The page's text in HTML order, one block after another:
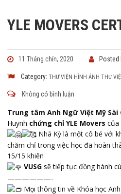
YLE MOVERS
11 Tháng chín, 2020 Posted
Category: THƯ VIỆN HÌNH ẢNH THƯ
Không có bình luận
Trung tâm Anh Ngữ Việt Mỹ Sài
Huynh chứng chỉ YLE Movers của
Nhã Kỳ là một cô bé với
chăm chỉ trong việc học đã hoàn
15/15 khiên
VUSG sẽ tiếp tục đồng hành
——————-
Mọi thông tin về Khóa học